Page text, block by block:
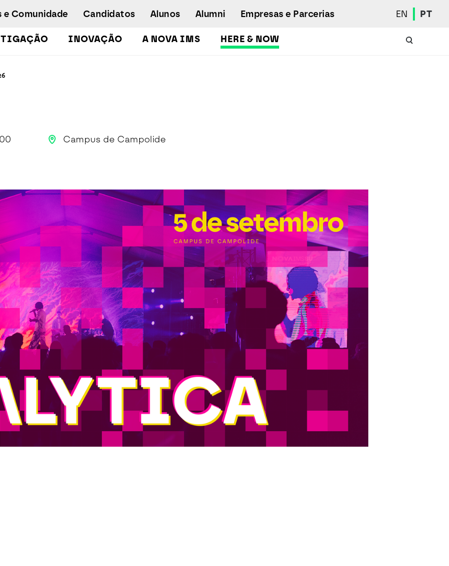
Workshops e Cursos de Curta Duração
Serviços de Ação Social
Desporto
Regulamentos
Seguros de Acidentes Pessoais
Estágios
INOVAÇÃO A NOVA IMS HERE & NOW
e Comunidade Candidatos Alunos Alumni Empresas e Parcerias EN PT
Campus de Campolide